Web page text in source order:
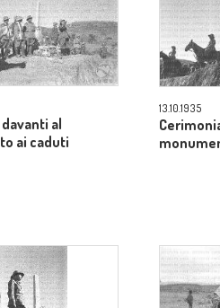
al
ai caduti
13.10.1935